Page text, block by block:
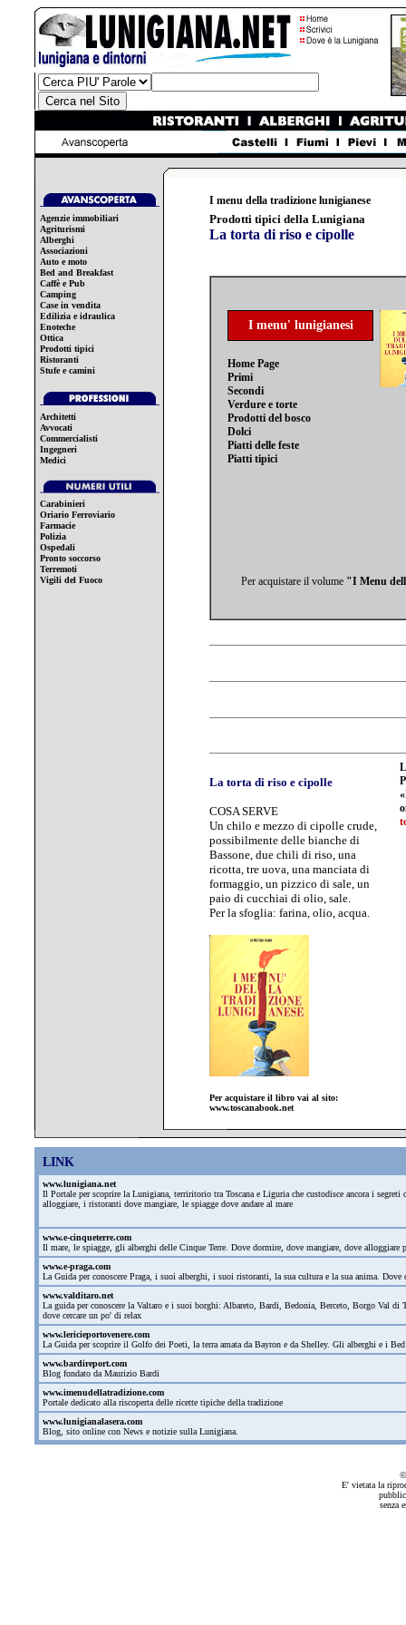
Agenzie immobiliari
Agriturismi
Alberghi
Associazioni
Auto e moto
Bed and Breakfast
Caffè e Pub
Camping
Case in vendita
Edilizia e idraulica
Enoteche
Ottica
Prodotti tipici
Ristoranti
Stufe e camini
Architetti
Avvocati
Commercialisti
Ingegneri
Medici
Carabinieri
Oriario Ferroviario
Farmacie
Polizia
Ospedali
Pronto soccorso
Terremoti
Vigili del Fuoco
I menu della tradizione lunigianese
Prodotti tipici della Lunigiana
La torta di riso e cipolle
I menu' lunigianesi
Home Page
Primi
Secondi
Verdure e torte
Prodotti del bosco
Dolci
Piatti delle feste
Piatti tipici
Per acquistare il volume "I Menu
La torta di riso e cipolle
COSA SERVE
Un chilo e mezzo di cipolle crude,
possibilmente delle bianche di
Bassone, due chili di riso, una
ricotta, tre uova, una manciata di
formaggio, un pizzico di sale, un
paio di cucchiai di olio, sale.
Per la sfoglia: farina, olio, acqua.
Per acquistare il libro vai al sito:
www.toscanabook.net
LINK
www.lunigiana.net
Il Portale per scoprire la Lunigiana, terriritorio tra Toscana e Liguria che custodisce ancora i
alloggiare, i ristoranti dove mangiare, le spiagge dove andare al mare
www.e-cinqueterre.com
Il mare, le spiagge, gli alberghi delle Cinque Terre. Dove dormire, dove mangiare, dove alloggiare
www.e-praga.com
La Guida per conoscere Praga, i suoi alberghi, i suoi ristoranti, la sua cultura e la sua anima.
www.valditaro.net
La guida per conoscere la Valtaro e i suoi borghi: Albareto, Bardi, Bedonia, Berceto, Borgo Val
dove cercare un po' di relax
www.lericieportovenere.com
La Guida per scoprire il Golfo dei Poeti, la terra amata da Bayron e da Shelley. Gli alberghi e i
www.bardireport.com
Blog fondato da Maurizio Bardi
www.imenudellatradizione.com
Portale dedicato alla riscoperta delle ricette tipiche della tradizione
www.lunigianalasera.com
Blog, sito online con News e notizie sulla Lunigiana.
©
E' vietata la
senza